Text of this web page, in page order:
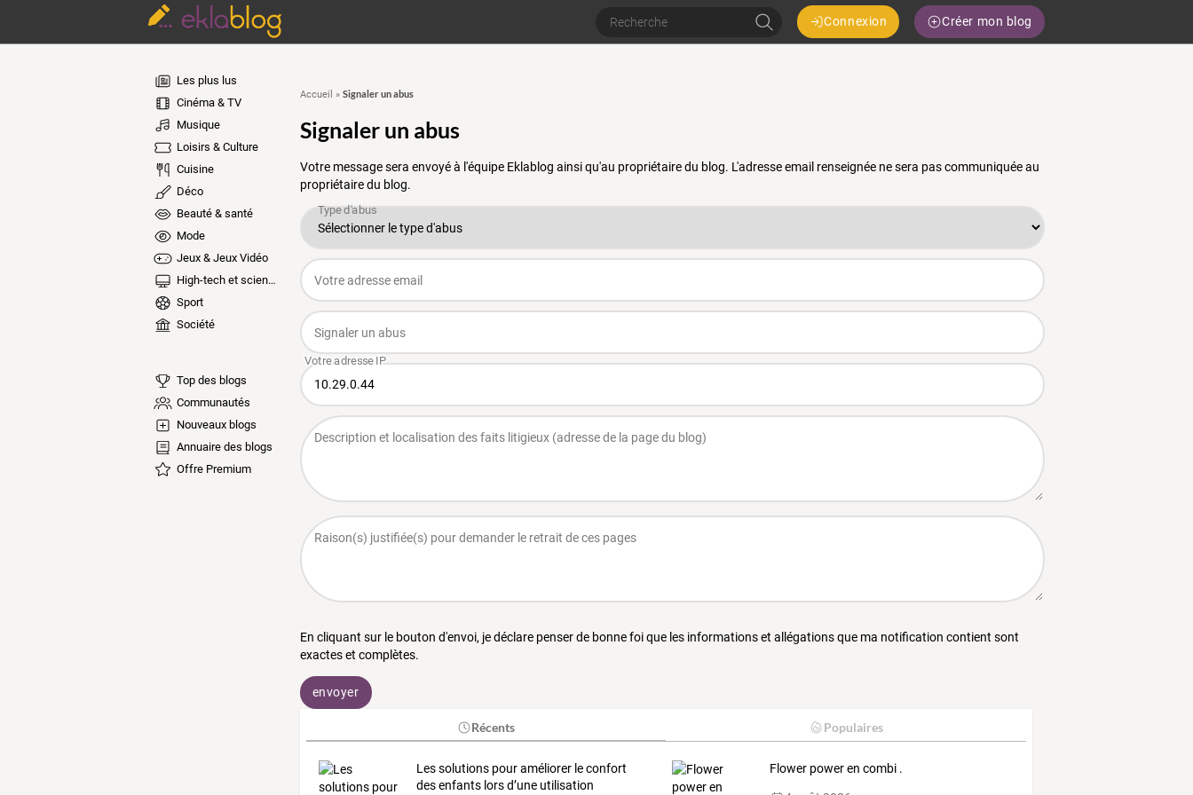
Connexion Créer mon blog
Les plus lus
Cinéma & TV
Musique
Loisirs & Culture
Cuisine
Déco
Beauté & santé
Mode
Jeux & Jeux Vidéo
High-tech et sciences
Sport
Société
Top des blogs
Communautés
Nouveaux blogs
Annuaire des blogs
Offre Premium
Accueil » Signaler un abus
Signaler un abus
Votre message sera envoyé à l'équipe Eklablog ainsi qu'au propriétaire du blog. L'adresse email renseignée ne sera pas communiquée au
propriétaire du blog.
En cliquant sur le bouton d'envoi, je déclare penser de bonne foi que les informations et allégations que ma notification contient sont
exactes et complètes.
envoyer
Récents Populaires
Lessolutionspouraméliorerleconfort
desenfantslorsd’uneutilisation
Flower power en combi .